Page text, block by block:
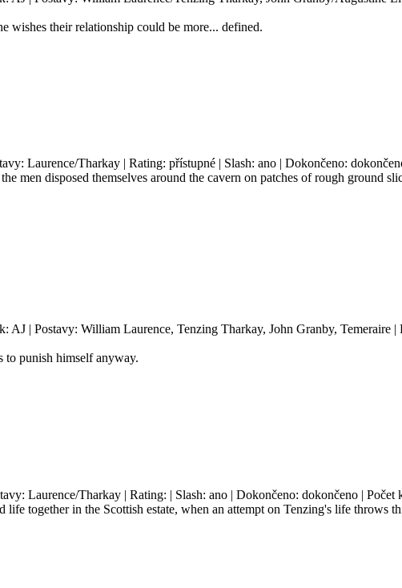
wishes their relationship could be more... defined.
Laurence/Tharkay | Rating: přístupné | Slash: ano | Dokončeno:
men disposed themselves around the cavern on patches of rough ground
AJ | Postavy: William Laurence, Tenzing Tharkay, John Granby, Temeraire
to punish himself anyway.
Laurence/Tharkay | Rating: | Slash: ano | Dokončeno: dokončeno | Počet
life together in the Scottish estate, when an attempt on Tenzing's life throws